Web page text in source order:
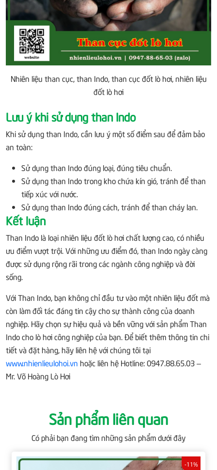
Nhiên liệu than cục, than Indo, than cục đốt lò hơi, nhiên liệu
đốt lò hơi
Lưu ý khi sử dụng than Indo
Khi sử dụng than Indo, cần lưu ý một số điểm sau để đảm bảo
an toàn:
Sử dụng than Indo đúng loại, đúng tiêu chuẩn.
Sử dụng than Indo trong kho chứa kín gió, tránh để than
tiếp xúc với nước.
Sử dụng than Indo đúng cách, tránh để than cháy lan.
Kết luận
Than Indo là loại nhiên liệu đốt lò hơi chất lượng cao, có nhiều
ưu điểm vượt trội. Với những ưu điểm đó, than Indo ngày càng
được sử dụng rộng rãi trong các ngành công nghiệp và đời
sống.
Với Than Indo, bạn không chỉ đầu tư vào một nhiên liệu đốt mà
còn làm đối tác đáng tin cậy cho sự thành công của doanh
nghiệp. Hãy chọn sự hiệu quả và bền vững với sản phẩm Than
Indo cho lò hơi công nghiệp của bạn. Để biết thêm thông tin chi
tiết và đặt hàng, hãy liên hệ với chúng tôi tại
www.nhienlieulohoi.vn hoặc liên hệ Hotline: 0947.88.65.03 –
Mr. Võ Hoàng Lò Hơi
Sản phẩm liên quan
Có phải bạn đang tìm những sản phẩm dưới đây
-11%